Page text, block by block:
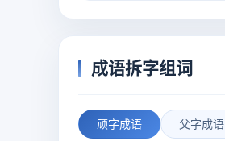
成语拆字组词
顽字成语 父字成语